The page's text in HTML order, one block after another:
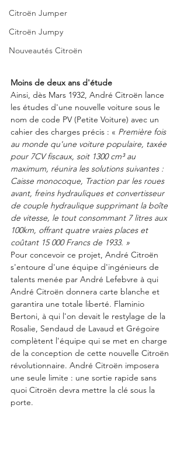
Citroën Jumper
Citroën Jumpy
Nouveautés Citroën
Moins de deux ans d'étude
Ainsi, dès Mars 1932, André Citroën lance
les études d'une nouvelle voiture sous le
nom de code PV (Petite Voiture) avec un
cahier des charges précis : « Première fois
au monde qu'une voiture populaire, taxée
pour 7CV fiscaux, soit 1300 cm³ au
maximum, réunira les solutions suivantes :
Caisse monocoque, Traction par les roues
avant, freins hydrauliques et convertisseur
de couple hydraulique supprimant la boîte
de vitesse, le tout consommant 7 litres aux
100km, offrant quatre vraies places et
coûtant 15 000 Francs de 1933. »
Pour concevoir ce projet, André Citroën
s'entoure d'une équipe d'ingénieurs de
talents menée par André Lefebvre à qui
André Citroën donnera carte blanche et
garantira une totale liberté. Flaminio
Bertoni, à qui l'on devait le restylage de la
Rosalie, Sendaud de Lavaud et Grégoire
complètent l'équipe qui se met en charge
de la conception de cette nouvelle Citroën
révolutionnaire. André Citroën imposera
une seule limite : une sortie rapide sans
quoi Citroën devra mettre la clé sous la
porte.